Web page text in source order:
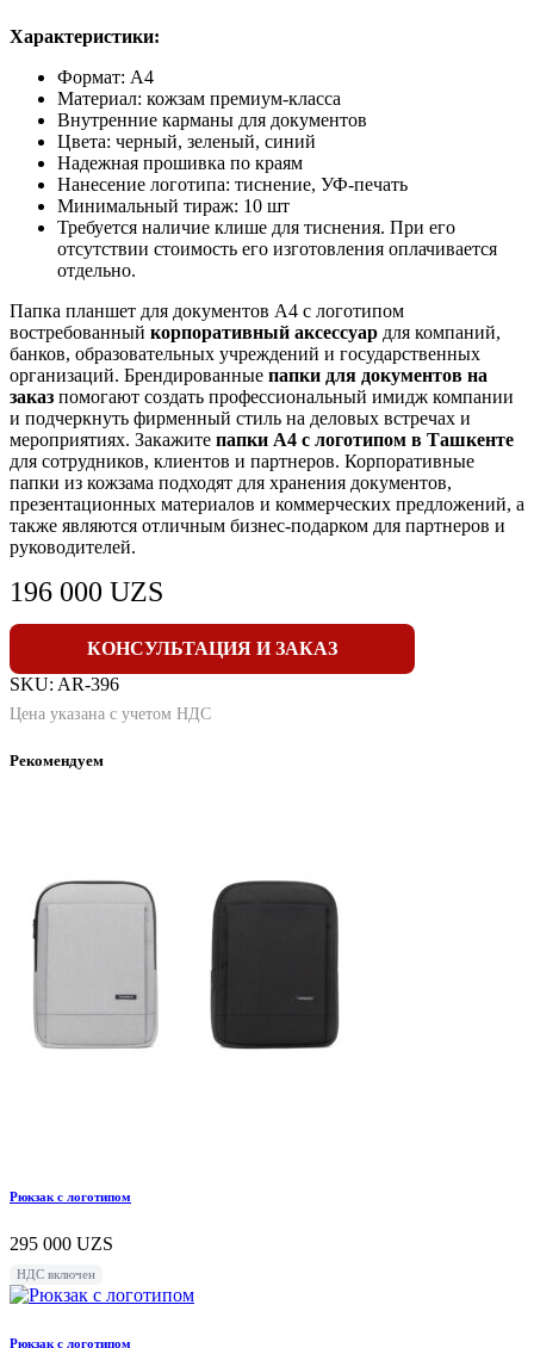
Характеристики:
Формат: А4
Материал: кожзам премиум-класса
Внутренние карманы для документов
Цвета: черный, зеленый, синий
Надежная прошивка по краям
Нанесение логотипа: тиснение, УФ-печать
Минимальный тираж: 10 шт
Требуется наличие клише для тиснения. При его
отсутствии стоимость его изготовления оплачивается
отдельно.
Папка планшет для документов А4 с логотипом
востребованный корпоративный аксессуар для компаний,
банков, образовательных учреждений и государственных
организаций. Брендированные папки для документов на
заказ помогают создать профессиональный имидж компании
и подчеркнуть фирменный стиль на деловых встречах и
мероприятиях. Закажите папки А4 с логотипом в Ташкенте
для сотрудников, клиентов и партнеров. Корпоративные
папки из кожзама подходят для хранения документов,
презентационных материалов и коммерческих предложений, а
также являются отличным бизнес-подарком для партнеров и
руководителей.
196 000 UZS
КОНСУЛЬТАЦИЯ И ЗАКАЗ
SKU: AR-396
Цена указана с учетом НДС
Рекомендуем
Рюкзак с логотипом
295 000 UZS
НДС включен
Рюкзак с логотипом